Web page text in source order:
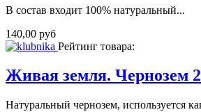
В состав входит 100% натуральный...
140,00 руб
Рейтинг товара:
Живая земля. Чернозем
Натуральный чернозем, используется